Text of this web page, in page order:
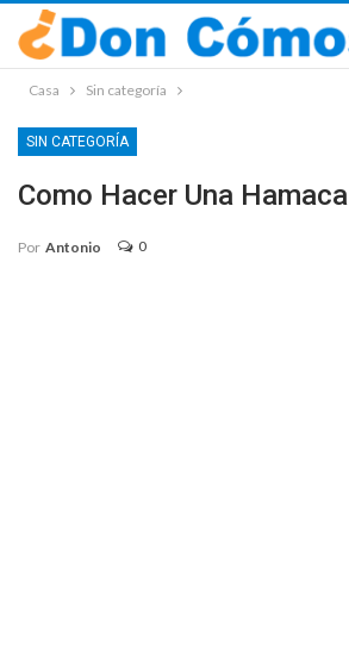
Casa Sin categoría
SIN CATEGORÍA
Como Hacer Una Hamaca
Por Antonio 0